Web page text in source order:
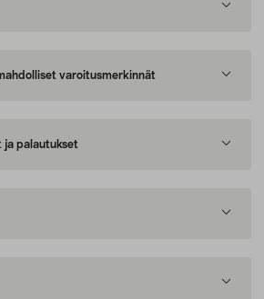
varoitusmerkinnät
ja palautukset